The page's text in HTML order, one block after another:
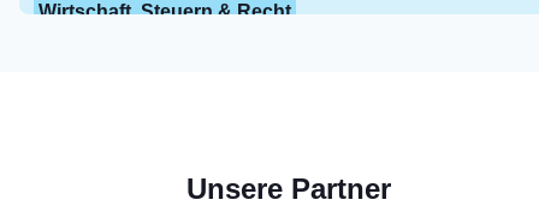
Wirtschaft, Steuern & Recht
Unsere Partner